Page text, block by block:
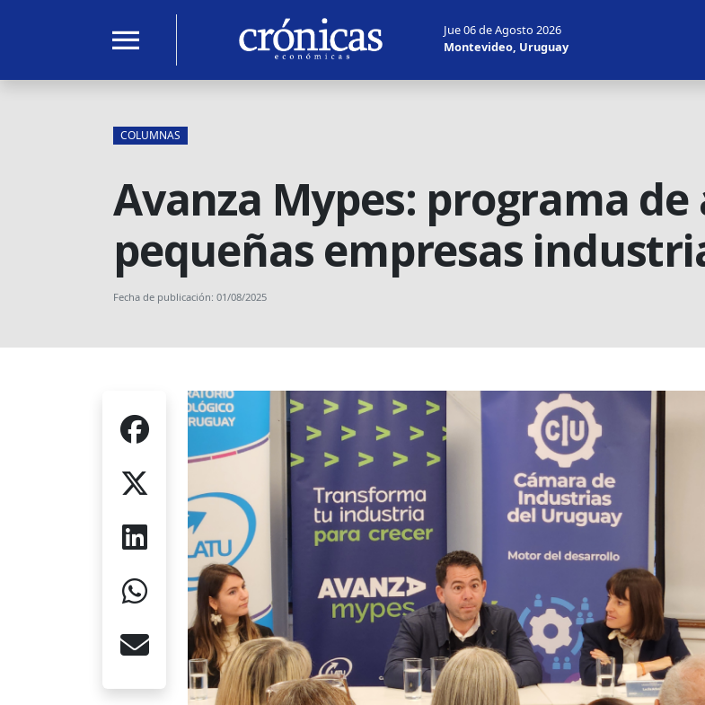
menu
Jue 06 de Agosto 2026
Montevideo, Uruguay
COLUMNAS
Avanza Mypes: programa
pequeñas empresas
Fecha de publicación: 01/08/2025